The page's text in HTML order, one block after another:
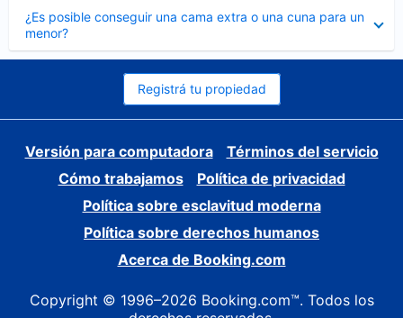
¿Es posible conseguir una cama extra o una cuna para un
menor?
cerrado
Registrá tu propiedad
Versión para computadora
Términos del servicio
Cómo trabajamos
Política de privacidad
Política sobre esclavitud moderna
Política sobre derechos humanos
Acerca de Booking.com
Copyright © 1996–2026 Booking.com™. Todos los